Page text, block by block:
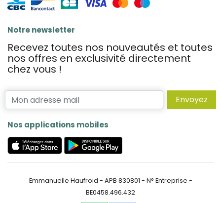
Notre newsletter
Recevez toutes nos nouveautés et toutes
nos offres en exclusivité directement
chez vous !
Envoyez
Nos applications mobiles
Emmanuelle Haufroid - APB 830801 - N° Entreprise -
BE0458.496.432